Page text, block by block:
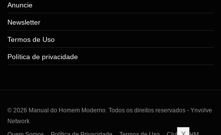
Anuncie
Newsletter
Termos de Uso
Política de privacidade
© 2026 Manual do Homem Moderno. Todos os direitos reservados - Ynvolve
Network